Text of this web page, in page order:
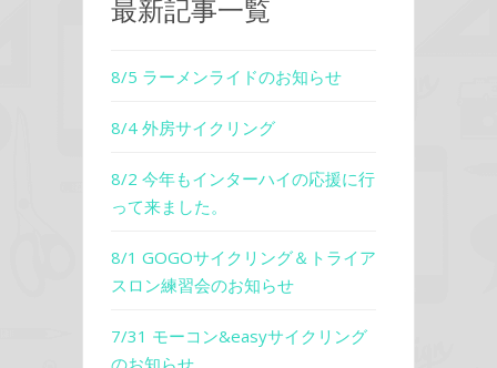
最新記事一覧
8/5 ラーメンライドのお知らせ
8/4 外房サイクリング
8/2 今年もインターハイの応援に行
って来ました。
8/1 GOGOサイクリング＆トライア
スロン練習会のお知らせ
7/31 モーコン&easyサイクリング